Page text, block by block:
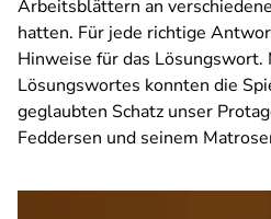
Arbeitsblättern an
hatten. Für jede richtige
Hinweise für das Lösungswort.
Lösungswortes konnten die
geglaubten Schatz unser
Feddersen und seinem